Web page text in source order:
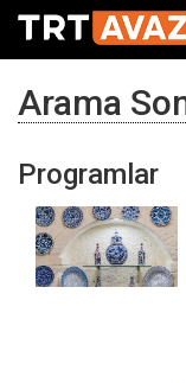
Arama
Programlar